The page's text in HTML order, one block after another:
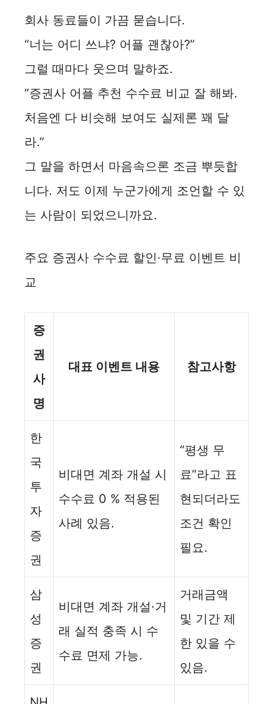
회사 동료들이 가끔 묻습니다.
“너는 어디 쓰냐? 어플 괜찮아?”
그럴 때마다 웃으며 말하죠.
“증권사 어플 추천 수수료 비교 잘 해봐.
처음엔 다 비슷해 보여도 실제론 꽤 달
라.”
그 말을 하면서 마음속으론 조금 뿌듯합
니다. 저도 이제 누군가에게 조언할 수 있
는 사람이 되었으니까요.
주요 증권사 수수료 할인·무료 이벤트 비
교
증
권
사
명
대표 이벤트 내용 참고사항
한
국
투
자
증
권
비대면 계좌 개설 시
수수료 0 % 적용된
사례 있음.
“평생 무
료”라고 표
현되더라도
조건 확인
필요.
삼
성
증
권
비대면 계좌 개설·거
래 실적 충족 시 수
수료 면제 가능.
거래금액
및 기간 제
한 있을 수
있음.